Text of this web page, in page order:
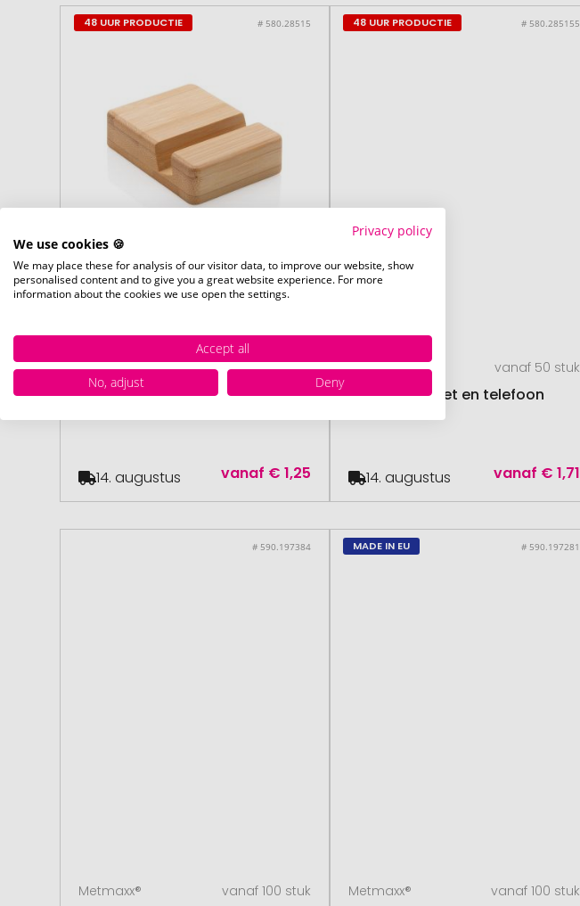
48 UUR PRODUCTIE # 580.28515
XD Collection vanaf 100 stuk
Bamboe telefoon standaard
vanaf € 1,25
14. augustus
48 UUR PRODUCTIE # 580.285155
XD Collection vanaf 50 stuk
Bamboe tablet en telefoon
vanaf € 1,71
14. augustus
# 590.197384
Metmaxx® vanaf 100 stuk
MADE IN EU # 590.197281
Metmaxx® vanaf 100 stuk
Privacy policy
We use cookies 🍪
We may place these for analysis of our visitor data, to improve our website, show
personalised content and to give you a great website experience. For more
information about the cookies we use open the settings.
Accept all
No, adjust
Deny